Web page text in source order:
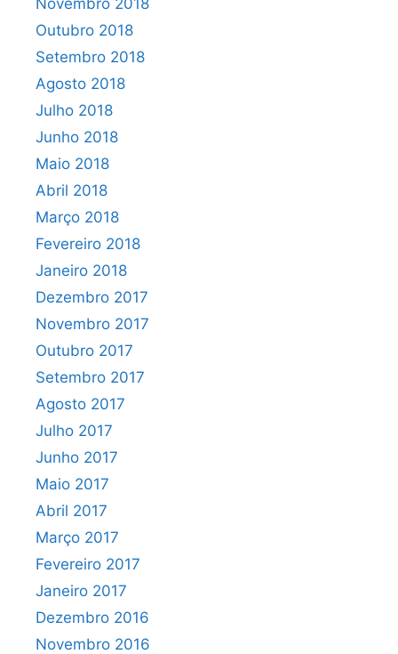
Novembro 2018
Outubro 2018
Setembro 2018
Agosto 2018
Julho 2018
Junho 2018
Maio 2018
Abril 2018
Março 2018
Fevereiro 2018
Janeiro 2018
Dezembro 2017
Novembro 2017
Outubro 2017
Setembro 2017
Agosto 2017
Julho 2017
Junho 2017
Maio 2017
Abril 2017
Março 2017
Fevereiro 2017
Janeiro 2017
Dezembro 2016
Novembro 2016